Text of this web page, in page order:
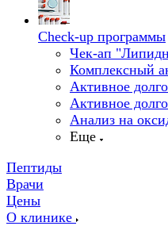
Check-up программы
Чек-ап
Комплексный
Активное
Активное
Анализ на
Еще
Пептиды
Врачи
Цены
О клинике